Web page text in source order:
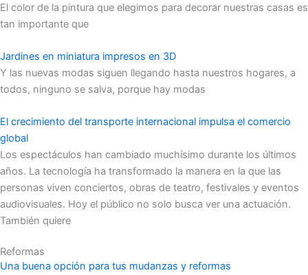
El color de la pintura que elegimos para decorar nuestras casas es
tan importante que
Jardines en miniatura impresos en 3D
Y las nuevas modas siguen llegando hasta nuestros hogares, a
todos, ninguno se salva, porque hay modas
El crecimiento del transporte internacional impulsa el comercio
global
Los espectáculos han cambiado muchísimo durante los últimos
años. La tecnología ha transformado la manera en la que las
personas viven conciertos, obras de teatro, festivales y eventos
audiovisuales. Hoy el público no solo busca ver una actuación.
También quiere
Reformas
Una buena opción para tus mudanzas y reformas